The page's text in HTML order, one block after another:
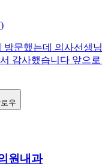
)
문했는데 의사선생
감사했습니다 앞으
우
원내과